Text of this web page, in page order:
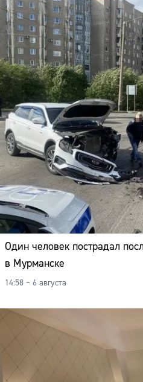
Один человек пострадал
в Мурманске
14:58 – 6 августа